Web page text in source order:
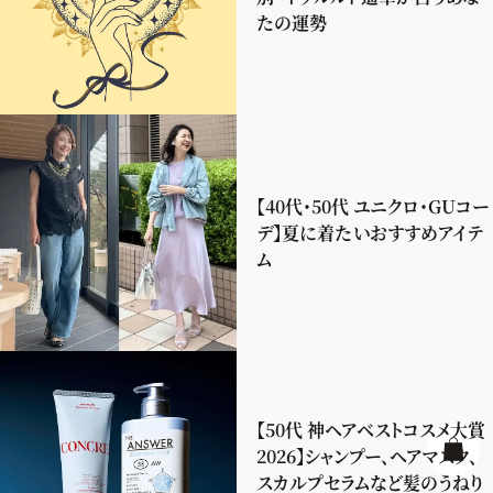
たの運勢
【40代・50代 ユニクロ・GUコー
デ】夏に着たいおすすめアイテ
ム
【50代 神ヘアベストコスメ大賞
2026】シャンプー、ヘアマスク、
スカルプセラムなど髪のうねり